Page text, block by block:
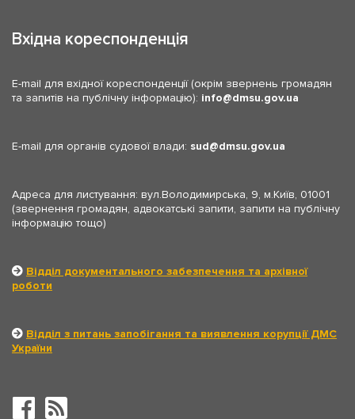
Вхідна кореспонденція
E-mail для вхідної кореспонденції (окрім звернень громадян
та запитів на публічну інформацію): info dmsu.gov.ua
E-mail для органів судової влади: sud dmsu.gov.ua
Адреса для листування: вул.Володимирська, 9, м.Київ, 01001
(звернення громадян, адвокатські запити, запити на публічну
інформацію тощо)
Відділ документального забезпечення та архівної
роботи
Відділ з питань запобігання та виявлення корупції ДМС
України